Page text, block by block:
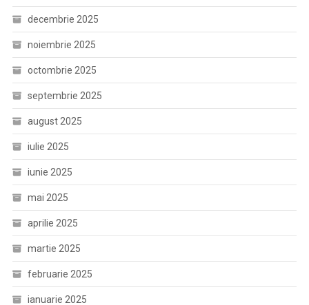
decembrie 2025
noiembrie 2025
octombrie 2025
septembrie 2025
august 2025
iulie 2025
iunie 2025
mai 2025
aprilie 2025
martie 2025
februarie 2025
ianuarie 2025